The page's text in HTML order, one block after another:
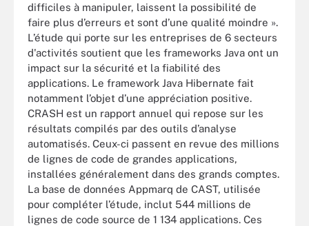
difficiles à manipuler, laissent la possibilité de
faire plus d’erreurs et sont d’une qualité moindre ».
L’étude qui porte sur les entreprises de 6 secteurs
d'activités soutient que les frameworks Java ont un
impact sur la sécurité et la fiabilité des
applications. Le framework Java Hibernate fait
notamment l’objet d’une appréciation positive.
CRASH est un rapport annuel qui repose sur les
résultats compilés par des outils d’analyse
automatisés. Ceux-ci passent en revue des millions
de lignes de code de grandes applications,
installées généralement dans des grands comptes.
La base de données Appmarq de CAST, utilisée
pour compléter l’étude, inclut 544 millions de
lignes de code source de 1 134 applications. Ces